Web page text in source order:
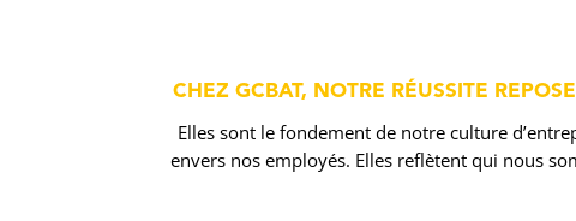
CHEZ GCBAT, NOTRE RÉUSSITE
Elles sont le fondement de notre culture
envers nos employés. Elles reflètent qui nous